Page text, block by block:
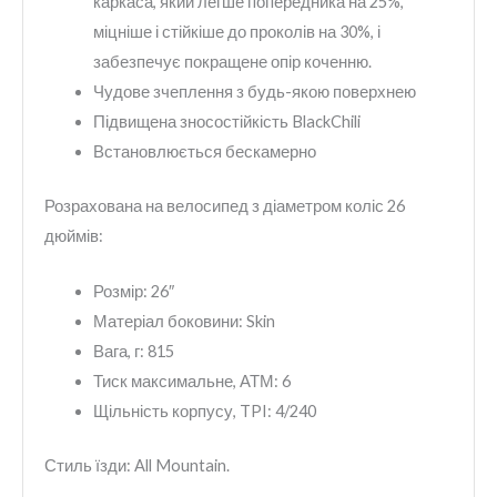
міцніше і стійкіше до проколів на 30%, і
забезпечує покращене опір коченню.
Чудове зчеплення з будь-якою поверхнею
Підвищена зносостійкість BlackChili
Встановлюється бескамерно
Розрахована на велосипед з діаметром коліс 26
дюймів:
Розмір: 26″
Матеріал боковини: Skin
Вага, г: 815
Тиск максимальне, АТМ: 6
Щільність корпусу, TPI: 4/240
Стиль їзди: All Mountain.